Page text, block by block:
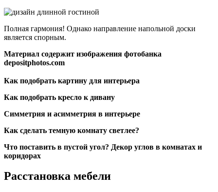
Полная гармония! Однако направление напольной доски
является спорным.
Материал содержит изображения фотобанка
depositphotos.com
Как подобрать картину для интерьера
Как подобрать кресло к дивану
Симметрия и асимметрия в интерьере
Как сделать темную комнату светлее?
Что поставить в пустой угол? Декор углов в комнатах и
коридорах
Расстановка мебели